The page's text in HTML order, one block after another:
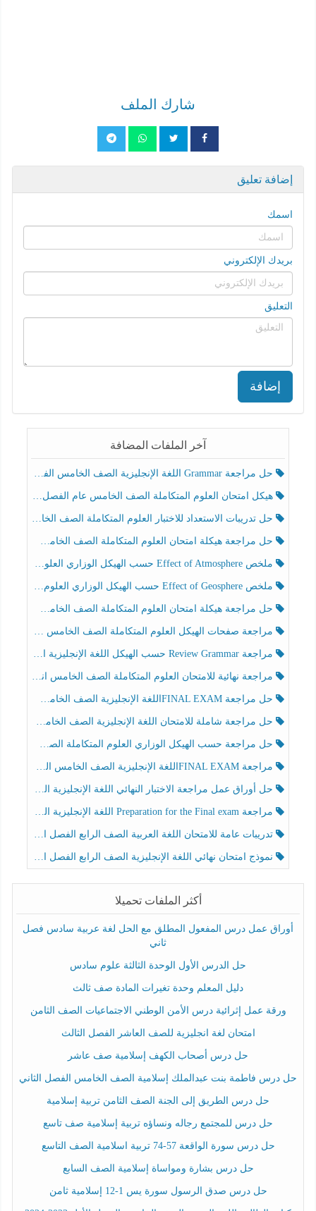
شارك الملف
إضافة تعليق
اسمك
بريدك الإلكتروني
التعليق
إضافة
آخر الملفات المضافة
حل مراجعة Grammar اللغة الإنجليزية الصف الخامس الفصل الثالث
هيكل امتحان العلوم المتكاملة الصف الخامس عام الفصل الدراسي الثالث 2025-2026
حل تدريبات الاستعداد للاختبار العلوم المتكاملة الصف الخامس عام الفصل الثالث
حل مراجعة هيكلة امتحان العلوم المتكاملة الصف الخامس انسبير الفصل الثالث
ملخص Effect of Atmosphere حسب الهيكل الوزاري العلوم المتكاملة الصف الخامس انسبير الفصل الثالث
ملخص Effect of Geosphere حسب الهيكل الوزاري العلوم المتكاملة الصف الخامس انسبير الفصل الثالث
حل مراجعة هيكلة امتحان العلوم المتكاملة الصف الخامس عام الفصل الثالث
مراجعة صفحات الهيكل العلوم المتكاملة الصف الخامس انسبير الفصل الثالث
مراجعة Review Grammar حسب الهيكل اللغة الإنجليزية الصف الخامس الفصل الثالث
مراجعة نهائية للامتحان العلوم المتكاملة الصف الخامس انسبير الفصل الثالث
حل مراجعة FINAL EXAMاللغة الإنجليزية الصف الخامس الفصل الثالث
حل مراجعة شاملة للامتحان اللغة الإنجليزية الصف الخامس الفصل الثالث
حل مراجعة حسب الهيكل الوزاري العلوم المتكاملة الصف الخامس عام الفصل الثالث
مراجعة FINAL EXAMاللغة الإنجليزية الصف الخامس الفصل الثالث
حل أوراق عمل مراجعة الاختبار النهائي اللغة الإنجليزية الصف الرابع الفصل الثالث
مراجعة Preparation for the Final exam اللغة الإنجليزية الصف الرابع الفصل الثالث
تدريبات عامة للامتحان اللغة العربية الصف الرابع الفصل الثالث
نموذج امتحان نهائي اللغة الإنجليزية الصف الرابع الفصل الثالث
أكثر الملفات تحميلا
أوراق عمل درس المفعول المطلق مع الحل لغة عربية سادس فصل
ثاني
حل الدرس الأول الوحدة الثالثة علوم سادس
دليل المعلم وحدة تغيرات المادة صف ثالث
ورقة عمل إثرائية درس الأمن الوطني الاجتماعيات الصف الثامن
امتحان لغة انجليزية للصف العاشر الفصل الثالث
حل درس أصحاب الكهف إسلامية صف عاشر
حل درس فاطمة بنت عبدالملك إسلامية الصف الخامس الفصل الثاني
حل درس الطريق إلى الجنة الصف الثامن تربية إسلامية
حل درس للمجتمع رجاله ونساؤه تربية إسلامية صف تاسع
حل درس سورة الواقعة 57-74 تربية اسلامية الصف التاسع
حل درس بشارة ومواساة إسلامية الصف السابع
حل درس صدق الرسول سورة يس 1-12 إسلامية ثامن